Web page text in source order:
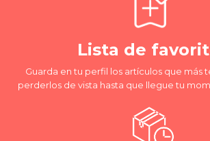
Lista de
Guarda en tu perfil los artículos que más
perderlos de vista hasta que llegue tu